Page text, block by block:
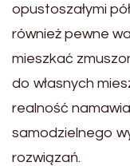
opustoszałymi
również pewne
mieszkać
do własnych
realność
samodzielnego
rozwiązań.